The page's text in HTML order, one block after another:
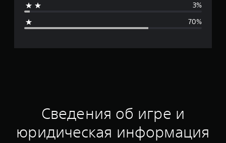
я
о
н
к
3%
70%
Сведения об игре и
юридическая информация